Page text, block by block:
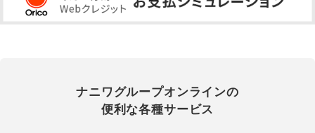
ナニワグループオンラインの
便利な各種サービス